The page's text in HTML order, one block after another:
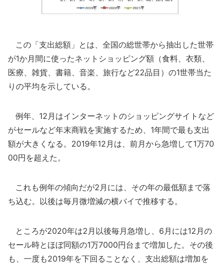
この「支出総額」とは、全国の総世帯から抽出した世帯
が1か月間に使ったネットショッピング額（食料、衣類、
医療、雑貨、書籍、音楽、旅行など22品目）の1世帯当た
りの平均を示している。
例年、12月はインターネットのショッピングサイトなど
がセールなど年末商戦を実施するため、1年間で最も支出
額が大きくなる。2019年12月は、前月から急増して1万70
00円を超えた。
これも例年の傾向だが2月には、その年の最低額まで落
ち込む。以後は毎月微増減の横バイで推移する。
ところが2020年は2月以後毎月急増し、6月には12月の
セール時とほぼ同額の1万7000円台まで増加した。その後
も、一度も2019年を下回ることなく、支出総額は増加を